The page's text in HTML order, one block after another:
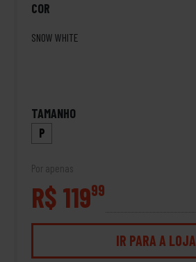
COR
SNOW WHITE
TAMANHO
P
Por apenas
R$ 11999
IR PARA A LOJA